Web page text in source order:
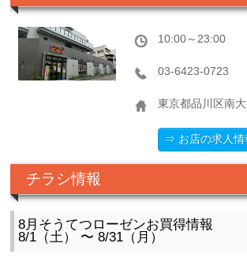
10:00～23:00
03-6423-0723
東京都品川区南
⇒ お店の求人情
チラシ情報
8月そうてつローゼンお買得情報
8/1（土） 〜 8/31（月）